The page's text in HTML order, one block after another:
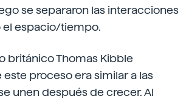
se separaron las interacciones
espacio/tiempo.
británico Thomas Kibble
proceso era similar a las
unen después de crecer. Al